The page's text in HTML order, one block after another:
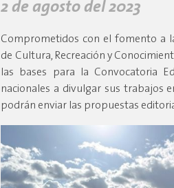
2 de agosto del 2023
Comprometidos con el fomento a
de Cultura, Recreación y
las bases para la Convocatoria
nacionales a divulgar sus trabajos
podrán enviar las propuestas